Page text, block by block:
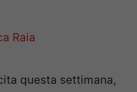
Raia
questa settimana,